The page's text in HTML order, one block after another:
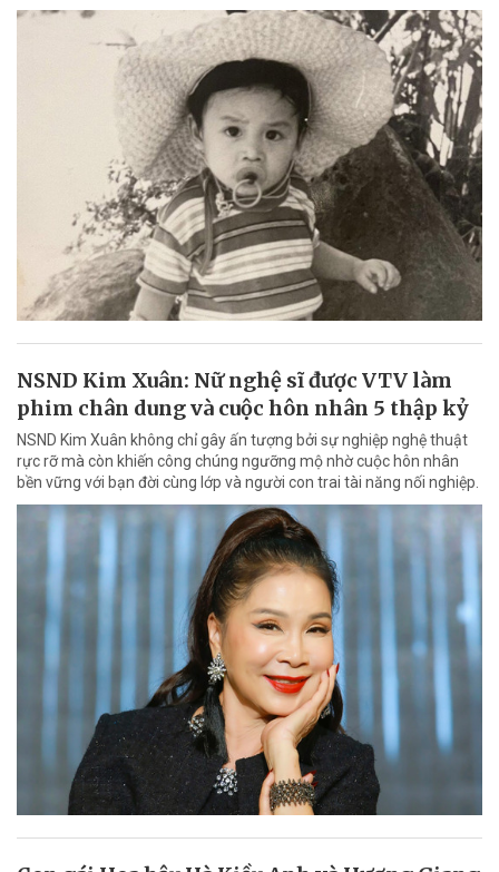
NSND Kim Xuân: Nữ nghệ sĩ được VTV làm
phim chân dung và cuộc hôn nhân 5 thập kỷ
NSND Kim Xuân không chỉ gây ấn tượng bởi sự nghiệp nghệ thuật
rực rỡ mà còn khiến công chúng ngưỡng mộ nhờ cuộc hôn nhân
bền vững với bạn đời cùng lớp và người con trai tài năng nối nghiệp.